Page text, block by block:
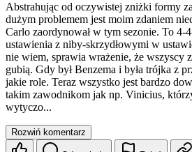
Abstrahując od oczywistej zniżki formy
dużym problemem jest moim zdaniem
Carlo zaordynował w tym sezonie. To 4-
ustawienia z niby-skrzydłowymi w
nie wiem, sprawia wrażenie, że wszyscy
gubią. Gdy był Benzema i była trójka z
jakie role. Teraz wszystko jest bardzo
takim zawodnikom jak np. Vinicius,
wytyczo...
Rozwiń komentarz